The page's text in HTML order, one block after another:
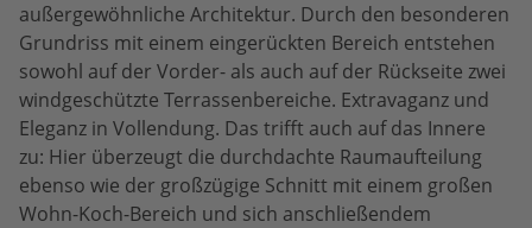
außergewöhnliche Architektur. Durch den besonderen
Grundriss mit einem eingerückten Bereich entstehen
sowohl auf der Vorder- als auch auf der Rückseite zwei
windgeschützte Terrassenbereiche. Extravaganz und
Eleganz in Vollendung. Das trifft auch auf das Innere
zu: Hier überzeugt die durchdachte Raumaufteilung
ebenso wie der großzügige Schnitt mit einem großen
Wohn-Koch-Bereich und sich anschließendem